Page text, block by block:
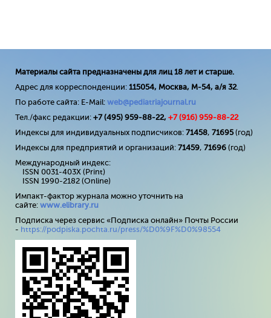
Материалы сайта предназначены для лиц 18 лет и старше.
Адрес для корреспонденции: 115054, Москва, М-54, а/я 32.
По работе сайта: E-Mail: web@pediatriajournal.ru
Тел./факс редакции: +7 (495) 959-88-22, +7 (916) 959-88-22
Индексы для индивидуальных подписчиков: 71458, 71695(год)
Индексы для предприятий и организаций: 71459, 71696 (год)
Международный индекс:
ISSN 0031-403X (Print)
ISSN 1990-2182 (Online)
Импакт-фактор журнала можно уточнить на
сайте: www.elibrary.ru
Подписка через сервис «Подписка онлайн» Почты России
- https://podpiska.pochta.ru/press/%D0%9F%D0%98554